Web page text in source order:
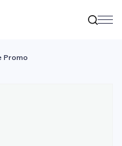
Promo